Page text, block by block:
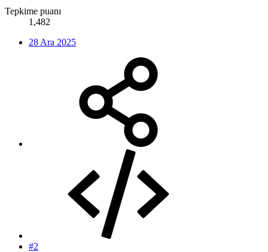
Tepkime puanı
1,482
28 Ara 2025
#2